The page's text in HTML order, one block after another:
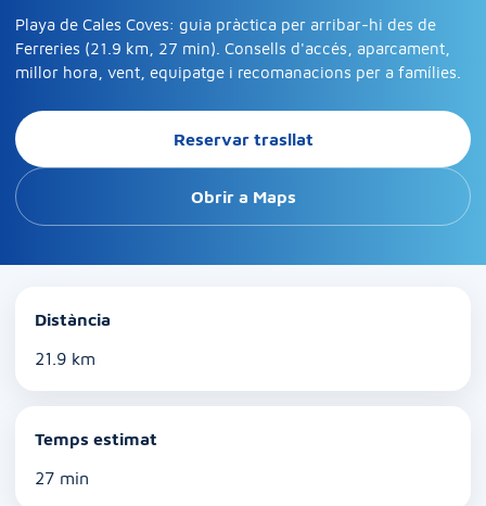
Playa de Cales Coves: guia pràctica per arribar-hi des de
Ferreries (21.9 km, 27 min). Consells d'accés, aparcament,
millor hora, vent, equipatge i recomanacions per a famílies.
Reservar trasllat
Obrir a Maps
Distància
21.9 km
Temps estimat
27 min